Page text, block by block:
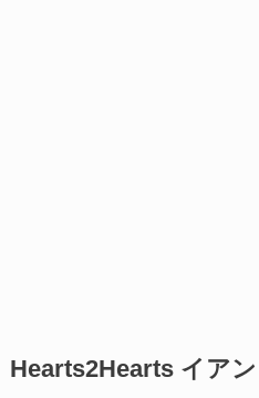
Hearts2Hearts イアン